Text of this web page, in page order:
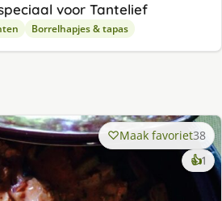
voor Tantelief
Borrelhapjes & tapas
Maak favoriet38
👍1